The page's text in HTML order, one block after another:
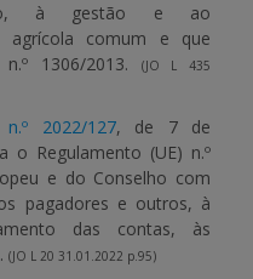
à gestão e ao
agrícola comum e que
1306/2013.
(JO L 435
2022/127, de 7 de
o Regulamento (UE) n.º
e do Conselho com
pagadores e outros, à
das contas, às
(JO L 20 31.01.2022 p.95)